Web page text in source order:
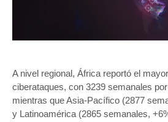
A nivel regional, África reportó el
ciberataques, con 3239 semanales
mientras que Asia-Pacífico (2877
y Latinoamérica (2865 semanales,